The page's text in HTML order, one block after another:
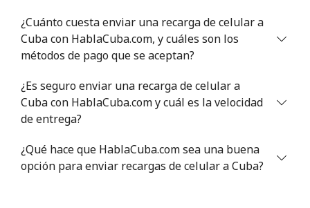
¿Cuánto cuesta enviar una recarga de celular a
Cuba con HablaCuba.com, y cuáles son los
métodos de pago que se aceptan?
¿Es seguro enviar una recarga de celular a
Cuba con HablaCuba.com y cuál es la velocidad
de entrega?
¿Qué hace que HablaCuba.com sea una buena
opción para enviar recargas de celular a Cuba?